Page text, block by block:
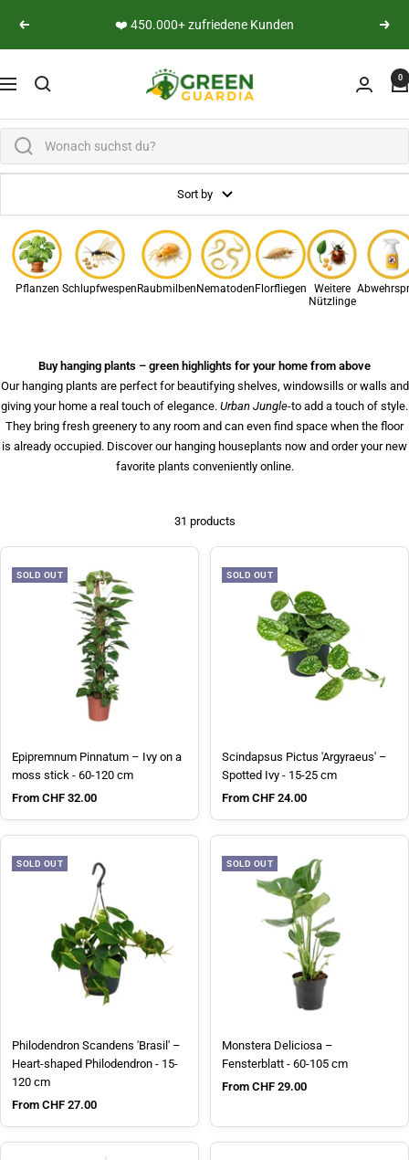
Previous
👨‍🔬 Persönliche Expertenberatung Next
Navigation
Green Guardia - Ihr Experte für Schädlinge und 0
Sort by
Pflanzen Schlupfwespen Raubmilben Nematoden Florfliegen
Weitere
Nützlinge
Buy hanging plants – green highlights for your home from above
Our hanging plants are perfect for beautifying shelves, windowsills or walls and
giving your home a real touch of elegance. Urban Jungle-to add a touch of style.
They bring fresh greenery to any room and can even find space when the floor
is already occupied. Discover our hanging houseplants now and order your new
favorite plants conveniently online.
31 products
SOLD OUT
Epipremnum Pinnatum – Ivy on a
moss stick - 60-120 cm
Sale price
From CHF 32.00
SOLD OUT
Scindapsus Pictus 'Argyraeus' –
Spotted Ivy - 15-25 cm
Sale price
From CHF 24.00
SOLD OUT
Philodendron Scandens 'Brasil' –
Heart-shaped Philodendron - 15-
120 cm
Sale price
From CHF 27.00
SOLD OUT
Monstera Deliciosa –
Fensterblatt - 60-105 cm
Sale price
From CHF 29.00